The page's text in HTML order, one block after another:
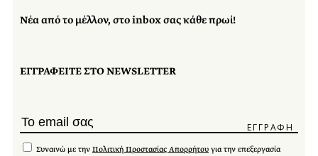
Νέα από το μέλλον, στο inbox σας κάθε πρωί!
ΕΓΓΡΑΦΕΙΤΕ ΣΤΟ NEWSLETTER
Συναινώ με την Πολιτική Προστασίας Απορρήτου για την επεξεργασία